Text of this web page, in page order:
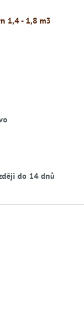
1,4 - 1,8 m3
do 14 dnů